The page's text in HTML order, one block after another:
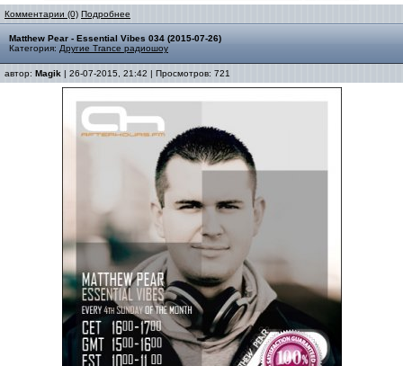
Комментарии (0) Подробнее
Matthew Pear - Essential Vibes 034 (2015-07-26)
Категория: Другие Trance радиошоу
автор: Magik | 26-07-2015, 21:42 | Просмотров: 721